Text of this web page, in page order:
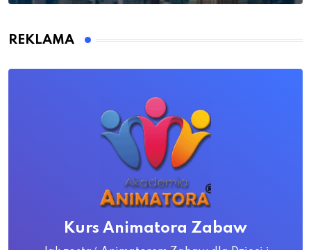
REKLAMA
Kurs Animatora Zabaw